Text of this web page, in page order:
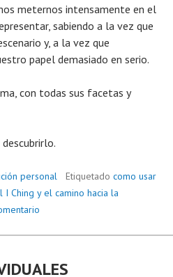
meternos intensamente en el
sabiendo a la vez que
y, a la vez que
papel demasiado en serio.
con todas sus facetas y
personal Etiquetado como usar
I Ching y el camino hacia la